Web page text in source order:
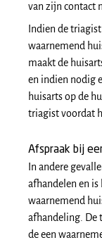
van zijn contact
Indien de
waarnemend
maakt de
en indien nodig
huisarts op de
triagist voordat
Afspraak bij
In andere
afhandelen en
waarnemend
afhandeling. De
de een